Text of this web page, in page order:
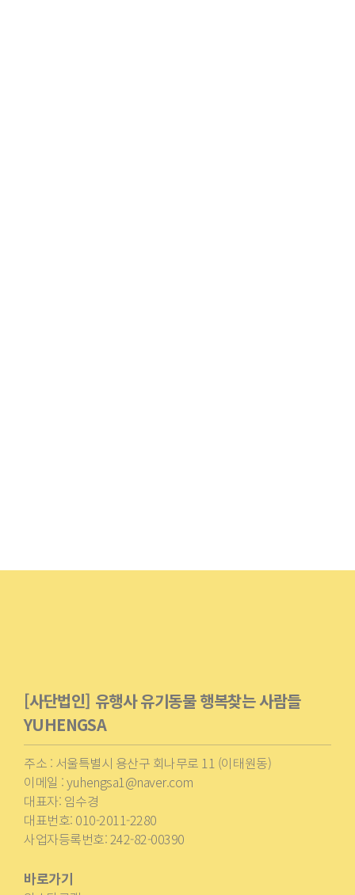
[사단법인] 유행사 유기동물 행복찾는 사람들
YUHENGSA
주소 : 서울특별시 용산구 회나무로 11 (이태원동)
이메일 : yuhengsa1@naver.com
대표자: 임수경
대표번호: 010-2011-2280
사업자등록번호: 242-82-00390
바로가기